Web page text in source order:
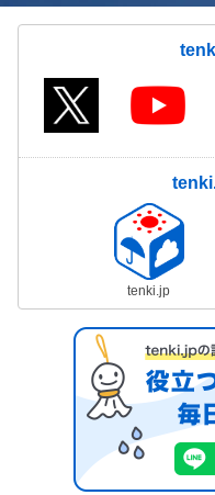
tenki.jp